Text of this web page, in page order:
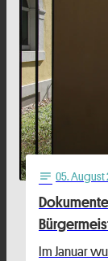
notes 05. August
Im Januar